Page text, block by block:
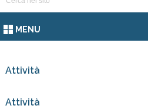
MENU
Attività
Attività